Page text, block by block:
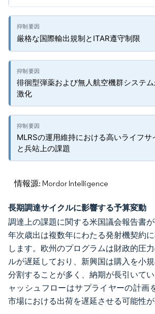
厳格な国際輸出規制とITAR遵守制限
徘徊型弾薬および無人航空機群システ
激化
MLRSの運用維持における高いライフサ
と兵站上の課題
情報源: Mordor Intelligence
長期調達サイクルに影響する予算変動
調達上の課題に関する米国議会報告書が
年次歳出は複数年にわたる発射機契約
します。欧州のプログラムは財政的圧
ルが遅延しており、新興国は購入を小
分割することが多く、納期が長引いて
ャッシュフローはサプライヤーの計画
市場における出荷を遅延させる可能性が